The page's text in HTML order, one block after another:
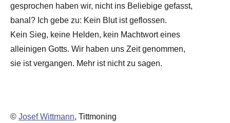
gesprochen haben wir, nicht ins Beliebige gefasst,
banal? Ich gebe zu: Kein Blut ist geflossen.
Kein Sieg, keine Helden, kein Machtwort eines
alleinigen Gotts. Wir haben uns Zeit genommen,
sie ist vergangen. Mehr ist nicht zu sagen.
© Josef Wittmann, Tittmoning